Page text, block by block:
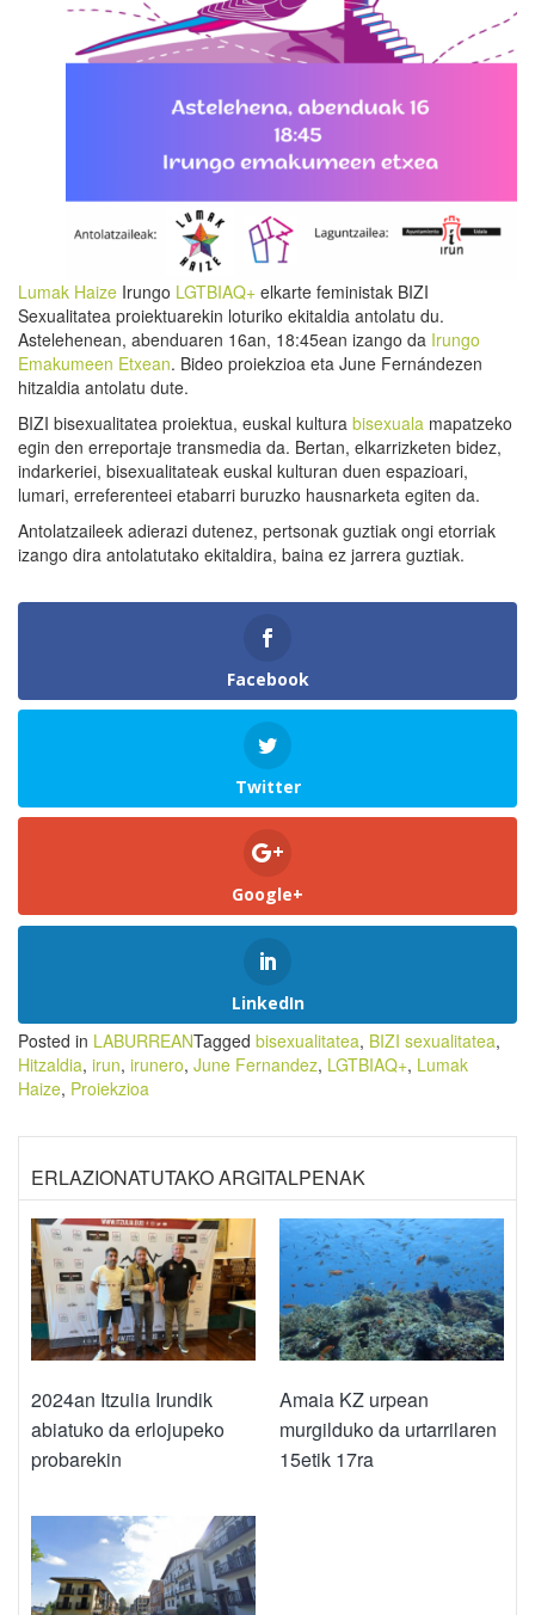
Lumak Haize Irungo LGTBIAQ+ elkarte feministak BIZI
Sexualitatea proiektuarekin loturiko ekitaldia antolatu du.
Astelehenean, abenduaren 16an, 18:45ean izango da Irungo
Emakumeen Etxean. Bideo proiekzioa eta June Fernándezen
hitzaldia antolatu dute.
BIZI bisexualitatea proiektua, euskal kultura bisexuala mapatzeko
egin den erreportaje transmedia da. Bertan, elkarrizketen bidez,
indarkeriei, bisexualitateak euskal kulturan duen espazioari,
lumari, erreferenteei etabarri buruzko hausnarketa egiten da.
Antolatzaileek adierazi dutenez, pertsonak guztiak ongi etorriak
izango dira antolatutako ekitaldira, baina ez jarrera guztiak.
Facebook
Twitter
Google+
LinkedIn
Posted in LABURREANTagged bisexualitatea, BIZI sexualitatea,
Hitzaldia, irun, irunero, June Fernandez, LGTBIAQ+, Lumak
Haize, Proiekzioa
ERLAZIONATUTAKO ARGITALPENAK
2024an Itzulia Irundik
abiatuko da erlojupeko
probarekin
Amaia KZ urpean
murgilduko da urtarrilaren
15etik 17ra